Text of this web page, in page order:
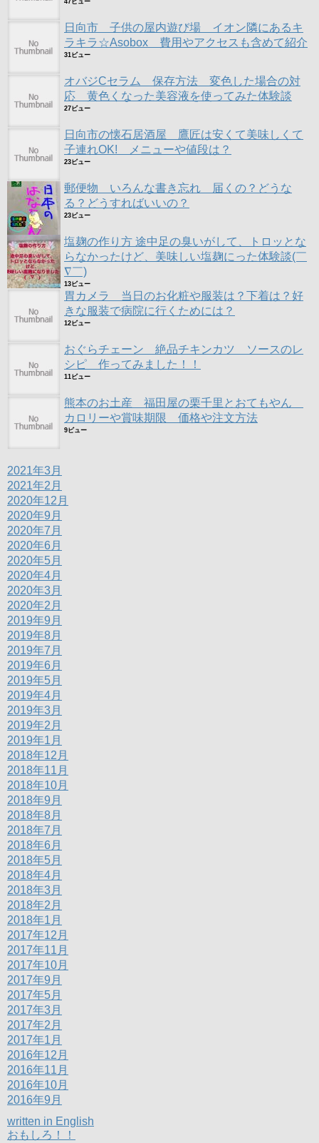
47ビュー
日向市 子供の屋内遊び場 イオン隣にあるキ
ラキラ☆Asobox 費用やアクセスも含めて紹介
31ビュー
オバジCセラム 保存方法 変色した場合の対
応 黄色くなった美容液を使ってみた体験談
27ビュー
日向市の懐石居酒屋 鷹匠は安くて美味しくて
子連れOK! メニューや値段は？
23ビュー
郵便物 いろんな書き忘れ 届くの？どうな
る？どうすればいいの？
23ビュー
塩麹の作り方 途中足の臭いがして、トロッとな
らなかったけど、美味しい塩麹にった体験談(￣
∇￣)
13ビュー
胃カメラ 当日のお化粧や服装は？下着は？好
きな服装で病院に行くためには？
12ビュー
おぐらチェーン 絶品チキンカツ ソースのレ
シピ 作ってみました！！
11ビュー
熊本のお土産 福田屋の栗千里とおてもやん
カロリーや賞味期限 価格や注文方法
9ビュー
2021年3月
2021年2月
2020年12月
2020年9月
2020年7月
2020年6月
2020年5月
2020年4月
2020年3月
2020年2月
2019年9月
2019年8月
2019年7月
2019年6月
2019年5月
2019年4月
2019年3月
2019年2月
2019年1月
2018年12月
2018年11月
2018年10月
2018年9月
2018年8月
2018年7月
2018年6月
2018年5月
2018年4月
2018年3月
2018年2月
2018年1月
2017年12月
2017年11月
2017年10月
2017年9月
2017年5月
2017年3月
2017年2月
2017年1月
2016年12月
2016年11月
2016年10月
2016年9月
written in English
おもしろ！！